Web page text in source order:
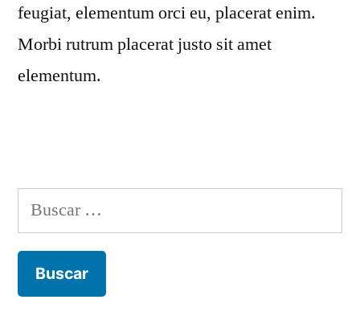
feugiat, elementum orci eu, placerat enim.
Morbi rutrum placerat justo sit amet
elementum.
Buscar: